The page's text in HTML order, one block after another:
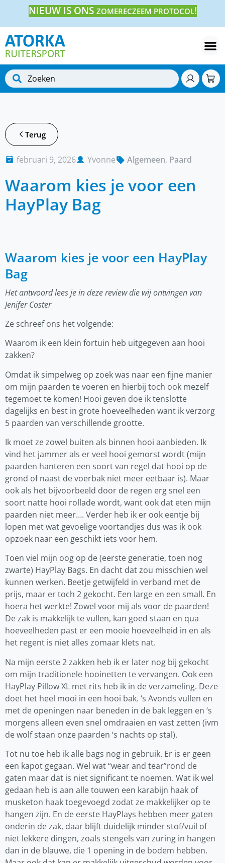
NIEUW IS ONS ZOMERECZEEM PROTOCOL!
Terug
februari 9, 2026 Yvonne Algemeen, Paard
Waarom kies je voor een
HayPlay Bag
Waarom kies je voor een HayPlay
Bag
Het antwoord lees je in deze review die wij ontvingen van
Jenifer Coster
Ze schreef ons het volgende:
Waarom ik een klein fortuin heb uitgegeven aan hooi
zakken?
Omdat ik simpelweg op zoek was naar een fijne manier
om mijn paarden te voeren en hierbij toch ook mezelf
tegemoet te komen! Hooi geven doe ik tenslotte
dagelijks en best in grote hoeveelheden want ik verzorg
5 paarden van verschillende grootte.
Ik moet ze zowel buiten als binnen hooi aanbieden. Ik
vind het jammer als er veel hooi gemorst wordt (mijn
paarden hanteren een soort van regel dat hooi op de
grond of naast de voerbak niet meer eetbaar is). Maar
ook als het bijvoorbeeld door de regen erg snel een
soort natte hooi rollade wordt, want ook dat eten mijn
paarden niet meer…. Verder heb ik er ook eentje bij
lopen met wat gevoelige voortandjes dus was ik ook
opzoek naar een geschikt iets voor hem.
Toen viel mijn oog op de (eerste generatie, toen nog
zwarte) HayPlay Bags. En dacht dat zou misschien wel
kunnen werken. Beetje getwijfeld in verband met de
prijs, maar er toch 2 gekocht. Een large en een small. En
hoera het werkte! Zowel voor mij als voor de paarden!
De zak is makkelijk te vullen, kan goed staan en qua
hoeveelheden past er een mooie hoeveelheid in en als
het regent is niet alles zomaar klets nat.
Na mijn eerste 2 zakken heb ik er later nog bij gekocht
om mijn traditionele hooinetten te vervangen. Ook een
HayPlay Pillow XL met rits heb ik in de verzameling. Deze
doet het heel mooi in een hooi bak. ‘s Avonds vullen en
met de openingen naar beneden in de bak leggen en ‘s
morgens alleen even snel omdraaien en vast zetten (ivm
de wolf staan onze paarden ‘s nachts op stal).
Tot nu toe heb ik alle bags nog in gebruik. Er is er geen
een kapot gegaan. Wel wat “wear and tear”rond de
gaten maar dat is niet significant te noemen. Wat ik wel
gedaan heb is aan alle touwen een karabijn haak of
musketon haak toegevoegd zodat ze makkelijker op te
hangen zijn. En de eerste HayPlays hebben meer gaten
onderin de zak, daar blijft duidelijk minder stof/vuil of
niet lekkere dingen, zoals stengels van zuring in hangen
dan in de blauwe, die 1 opening in de bodem hebben.